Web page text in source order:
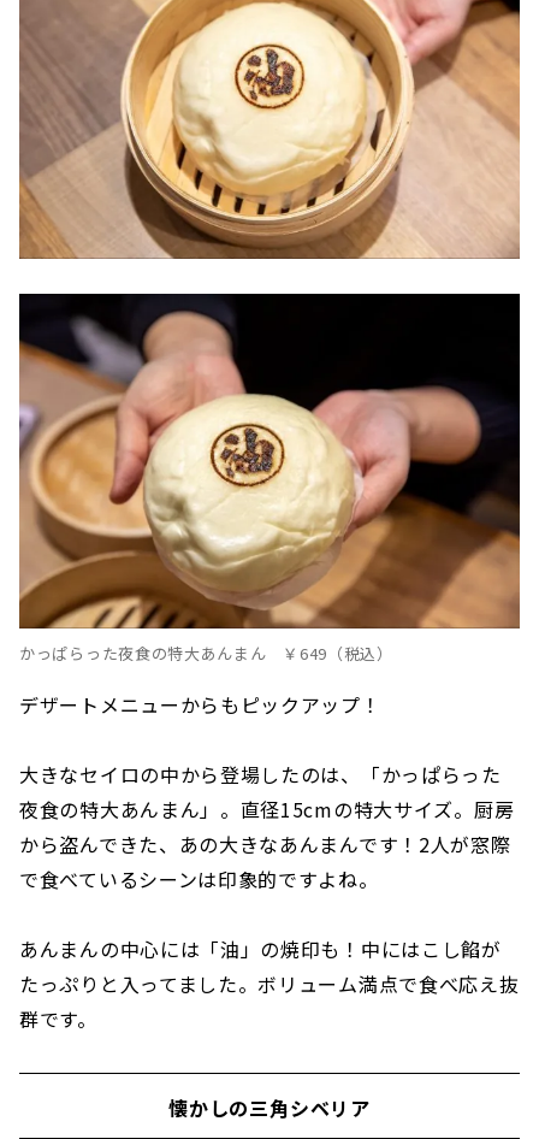
かっぱらった夜食の特大あんまん ￥649（税込）
デザートメニューからもピックアップ！
大きなセイロの中から登場したのは、「かっぱらった
夜食の特大あんまん」。直径15cmの特大サイズ。厨房
から盗んできた、あの大きなあんまんです！2人が窓際
で食べているシーンは印象的ですよね。
あんまんの中心には「油」の焼印も！中にはこし餡が
たっぷりと入ってました。ボリューム満点で食べ応え抜
群です。
懐かしの三角シベリア